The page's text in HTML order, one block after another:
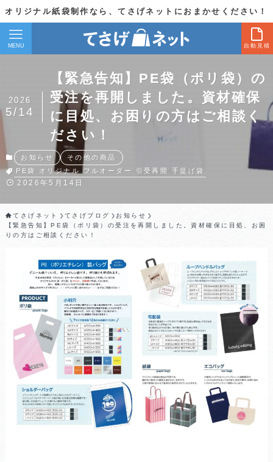
オリジナル紙袋制作なら、てさげネットにおまかせください！
自動見積
MENU
【緊急告知】PE袋（ポリ袋）の
受注を再開しました。資材確保
に目処、お困りの方はご相談く
ださい！
2026
5/14
お知らせ
その他の商品
PE袋 オリジナル フルオーダー 引受再開 手提げ袋
2026年5月14日
てさげネット てさげブログ
お知らせ
【緊急告知】PE袋（ポリ袋）の受注を再開しました。資材確保に目処、お困
りの方はご相談ください！